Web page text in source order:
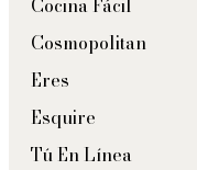
Cosmopolitan
Eres
Esquire
Tú En Línea